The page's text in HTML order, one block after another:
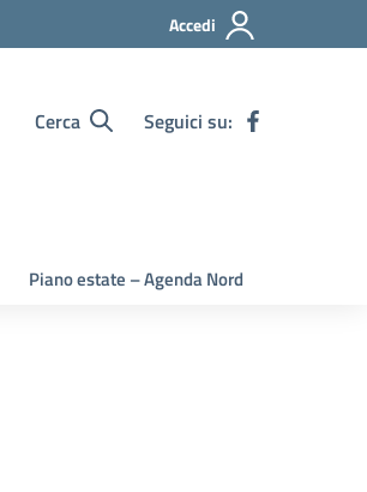
Accedi
Cerca Seguici su:
Piano estate – Agenda Nord